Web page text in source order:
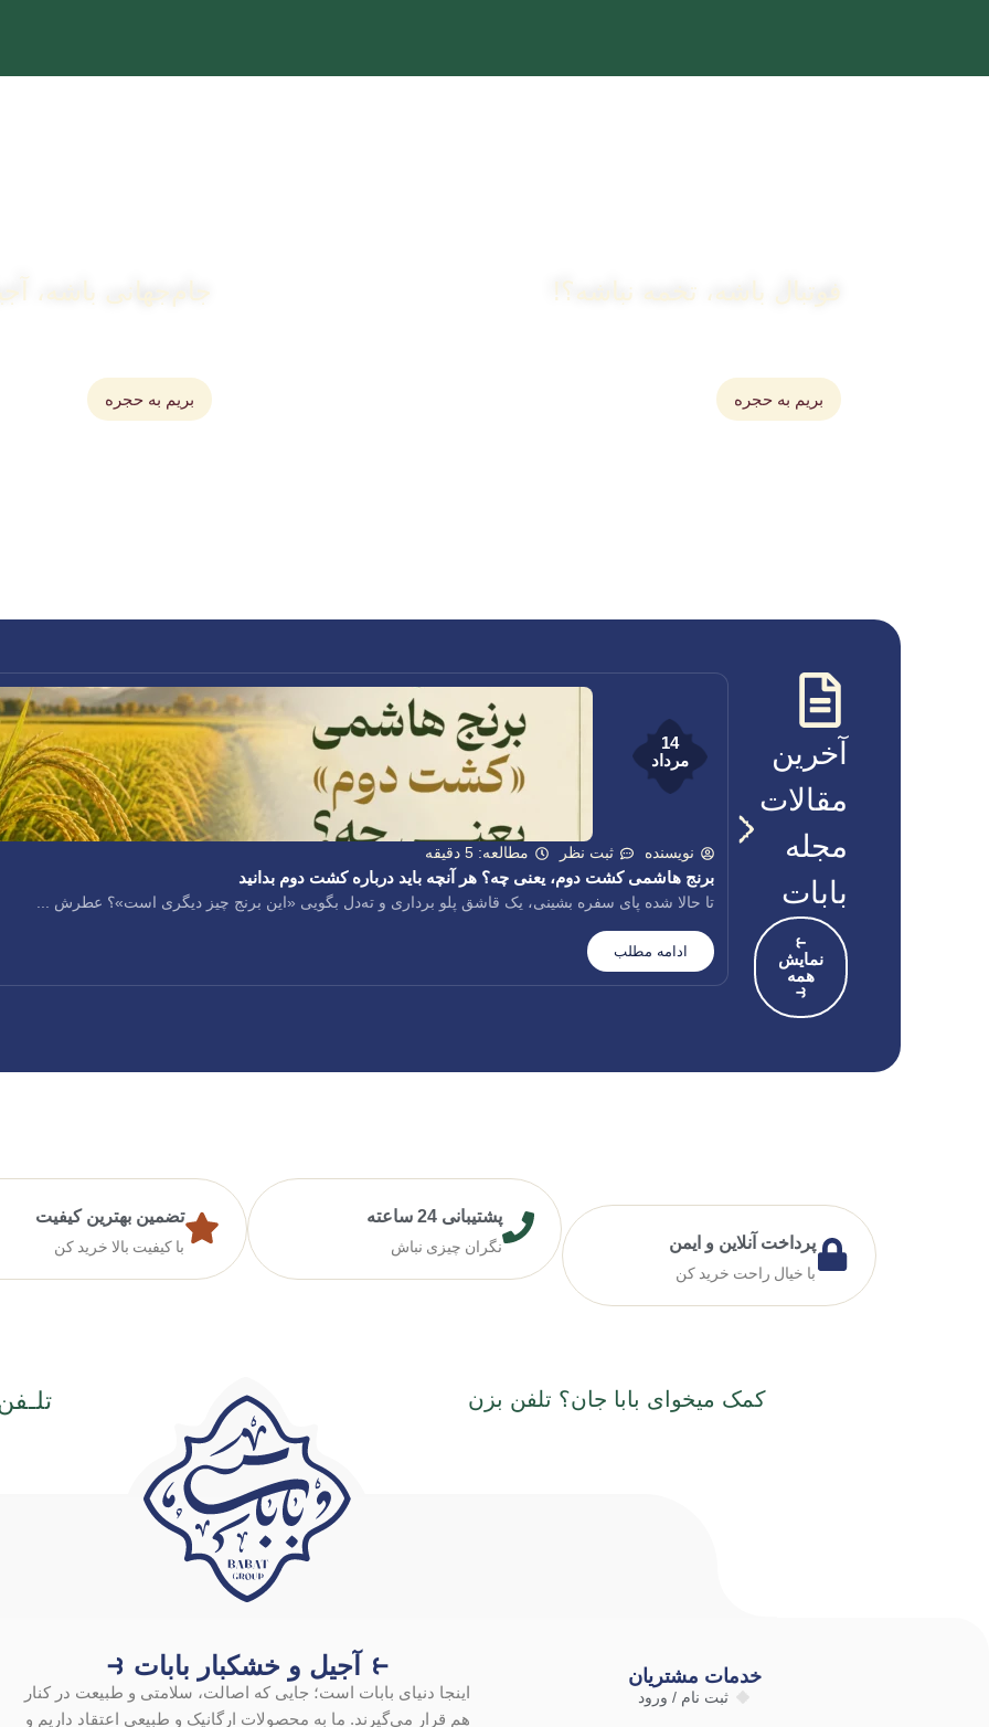
فوتبال باشه، تخمه نباشه؟!
بریم به حجره
جام‌جهانی باشه،
بریم به حجره
آخرین
مقالات
مجله
بابات
⥼
نمایش
همه
⥽
نویسنده ثبت نظر مطالعه: 5 دقیقه
برنج هاشمی کشت دوم، یعنی چه؟ هر آنچه باید درباره کشت دوم بدانید
تا حالا شده پای سفره بشینی، یک قاشق پلو برداری و ته‌دل بگویی «این برنج چیز دیگری است»؟ عطرش ...
14
مرداد
ادامه مطلب
پرداخت آنلاین و ایمن
با خیال راحت خرید کن
پشتیبانی 24 ساعته
نگران چیزی نباش
تضمین بهترین کیفیت
با کیفیت بالا خرید کن
کمک میخوای بابا جان؟ تلفن بزن
خدمات مشتریان
ثبت نام / ورود
⥼ آجیل و خشکبار بابات ⥽
اینجا دنیای بابات است؛ جایی که اصالت، سلامتی و طبیعت در کنار
هم قرار می‌گیرند. ما به محصولات ارگانیک و طبیعی اعتقاد داریم و